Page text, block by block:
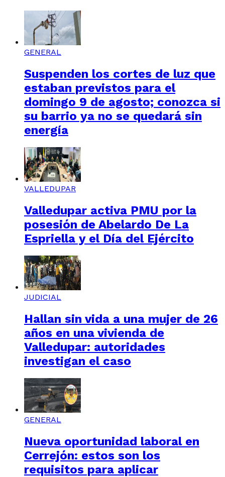
GENERAL
Suspenden los cortes de luz que
estaban previstos para el
domingo 9 de agosto; conozca si
su barrio ya no se quedará sin
energía
VALLEDUPAR
Valledupar activa PMU por la
posesión de Abelardo De La
Espriella y el Día del Ejército
JUDICIAL
Hallan sin vida a una mujer de 26
años en una vivienda de
Valledupar: autoridades
investigan el caso
GENERAL
Nueva oportunidad laboral en
Cerrejón: estos son los
requisitos para aplicar